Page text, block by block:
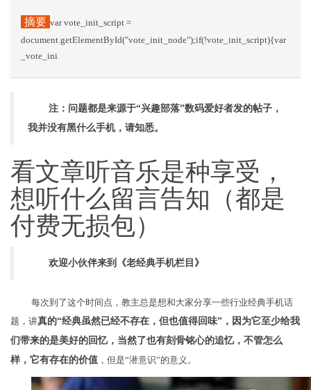
摘要 var vote_init_script =
document.getElementById("vote_init_node");if(!vote_init_script){var
_vote_ini
注：问题都是来源于“兴趣部落”数码爱好者发的帖子，
我并没有黑什么手机，请知悉。
看文章听音乐是种享受，
想听什么留言告知（都是
付费无损包）
欢迎小伙伴来到《老经典手机栏目》
每次到了这个时间点，教主总是想和大家分享一些行业经典手机话
题，讲真的“经典虽然已经不存在，但也值得回味”，因为它至少给我
们带来的是美好的回忆，当然了也有刻骨铭心的追忆，不管怎么
样，它有存在的价值 ，但是“潜意识”的意义。